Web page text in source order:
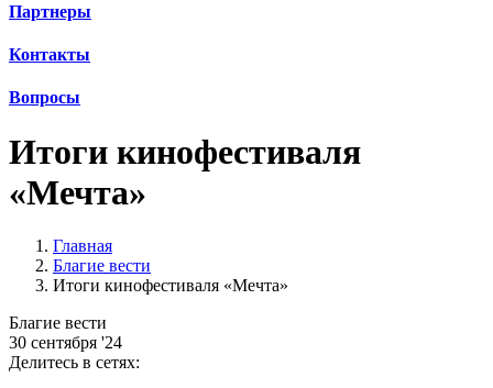
Партнеры
Контакты
Вопросы
Итоги кинофестиваля
«Мечта»
Главная
Благие вести
Итоги кинофестиваля «Мечта»
Благие вести
30 сентября '24
Делитесь в сетях: